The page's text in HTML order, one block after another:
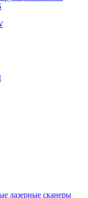
лазерные сканеры